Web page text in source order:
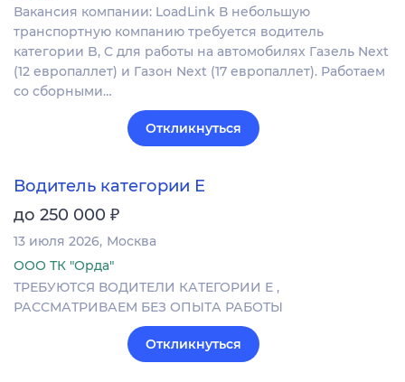
Вакансия компании: LoadLink В небольшую
транспортную компанию требуется водитель
категории B, C для работы на автомобилях Газель Next
(12 европаллет) и Газон Next (17 европаллет). Работаем
со сборными…
Откликнуться
Водитель категории Е
до 250 000 ₽
13 июля 2026 Москва
ООО ТК "Орда"
ТРЕБУЮТСЯ ВОДИТЕЛИ КАТЕГОРИИ Е ,
РАССМАТРИВАЕМ БЕЗ ОПЫТА РАБОТЫ
Откликнуться